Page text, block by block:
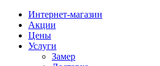
Интернет-магазин
Акции
Цены
Услуги
Замер